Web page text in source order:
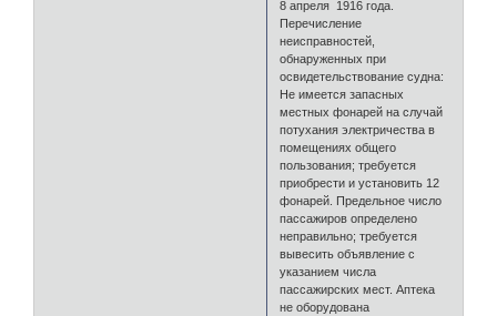
8 апреля 1916 года.
Перечисление
неисправностей,
обнаруженных при
освидетельствование судна:
Не имеется запасных
местных фонарей на случай
потухания электричества в
помещениях общего
пользования; требуется
приобрести и установить 12
фонарей. Предельное число
пассажиров определено
неправильно; требуется
вывесить объявление с
указанием числа
пассажирских мест. Аптека
не оборудована